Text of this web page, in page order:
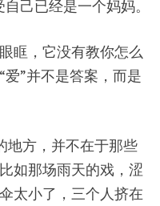
己已经是一个妈妈。
眶，它没有教你怎么
”并不是答案，而是
地方，并不在于那些
如那场雨天的戏，涩
太小了，三个人挤在